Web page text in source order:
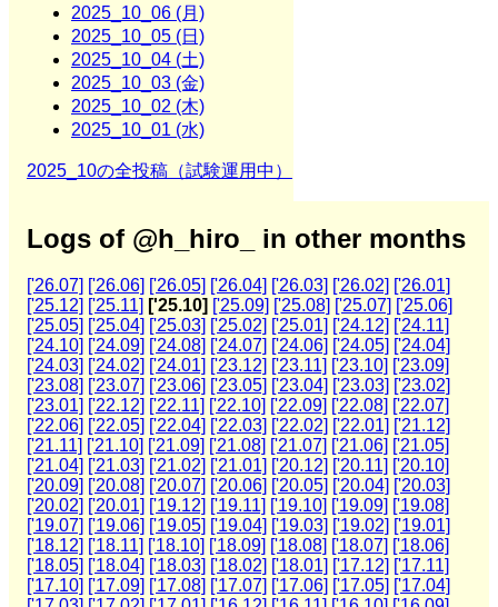
2025_10_06 (月)
2025_10_05 (日)
2025_10_04 (土)
2025_10_03 (金)
2025_10_02 (木)
2025_10_01 (水)
2025_10の全投稿（試験運用中）
Logs of @h_hiro_ in other months
['26.07] ['26.06] ['26.05] ['26.04] ['26.03] ['26.02] ['26.01]
['25.12] ['25.11] ['25.10] ['25.09] ['25.08] ['25.07] ['25.06]
['25.05] ['25.04] ['25.03] ['25.02] ['25.01] ['24.12] ['24.11]
['24.10] ['24.09] ['24.08] ['24.07] ['24.06] ['24.05] ['24.04]
['24.03] ['24.02] ['24.01] ['23.12] ['23.11] ['23.10] ['23.09]
['23.08] ['23.07] ['23.06] ['23.05] ['23.04] ['23.03] ['23.02]
['23.01] ['22.12] ['22.11] ['22.10] ['22.09] ['22.08] ['22.07]
['22.06] ['22.05] ['22.04] ['22.03] ['22.02] ['22.01] ['21.12]
['21.11] ['21.10] ['21.09] ['21.08] ['21.07] ['21.06] ['21.05]
['21.04] ['21.03] ['21.02] ['21.01] ['20.12] ['20.11] ['20.10]
['20.09] ['20.08] ['20.07] ['20.06] ['20.05] ['20.04] ['20.03]
['20.02] ['20.01] ['19.12] ['19.11] ['19.10] ['19.09] ['19.08]
['19.07] ['19.06] ['19.05] ['19.04] ['19.03] ['19.02] ['19.01]
['18.12] ['18.11] ['18.10] ['18.09] ['18.08] ['18.07] ['18.06]
['18.05] ['18.04] ['18.03] ['18.02] ['18.01] ['17.12] ['17.11]
['17.10] ['17.09] ['17.08] ['17.07] ['17.06] ['17.05] ['17.04]